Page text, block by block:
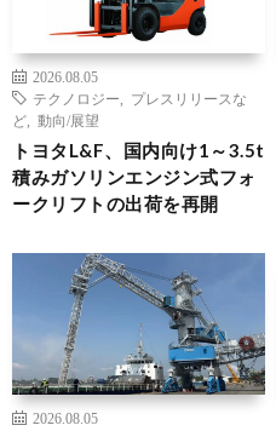
2026.08.05
テクノロジー
プレスリリースな
ど
動向/展望
トヨタL&F、国内向け1～3.5t
積みガソリンエンジン式フォ
ークリフトの出荷を再開
2026.08.05